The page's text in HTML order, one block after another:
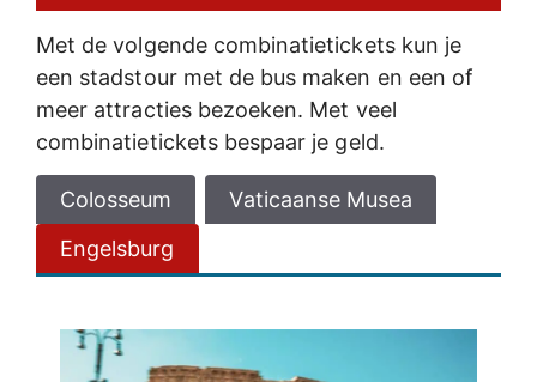
Met de volgende combinatietickets kun je
een stadstour met de bus maken en een of
meer attracties bezoeken. Met veel
combinatietickets bespaar je geld.
Colosseum
Vaticaanse Musea
Engelsburg